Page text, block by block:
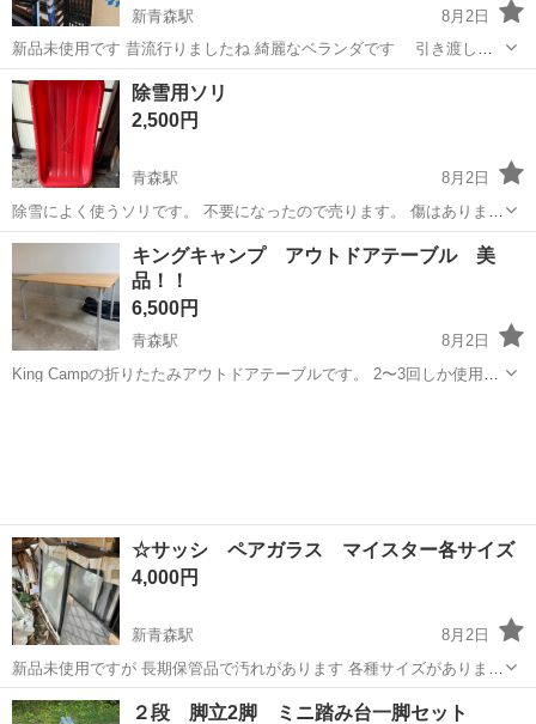
新青森駅
8月2日
新品未使用です 昔流行りましたね 綺麗なベランダです 引き渡しは
今後の予定 8/9（日） 午後からＯＫ 8/10（月）終日 ＯＫ
8/11（火）祭日 16時かな 8/12（水）終日ＯＫ 8/22（土） よろ...
青森 青森市 新青森駅
除雪用ソリ
2,500円
青森駅
8月2日
除雪によく使うソリです。 不要になったので売ります。 傷はあります
がまだまだ使えます。
青森 青森市 青森駅 その他
キングキャンプ アウトドアテーブル 美
品！！
6,500円
青森駅
8月2日
King Campの折りたたみアウトドアテーブルです。 2〜3回しか使用し
☆サッシ ペアガラス マイスター各サイズ
4,000円
新青森駅
8月2日
新品未使用ですが 長期保管品で汚れがあります 各種サイズがありま
す 一度見にきてください 今後の取り引き予定 8/9（日） 午後か
らＯＫ 8/10（月）終日 ＯＫ 8/11（火）祭日 16時かな 8/12（水...
青森 青森市 新青森駅 その他
２段 脚立2脚 ミニ踏み台一脚セット